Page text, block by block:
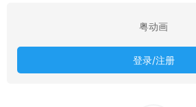
粤动画
登录/注册